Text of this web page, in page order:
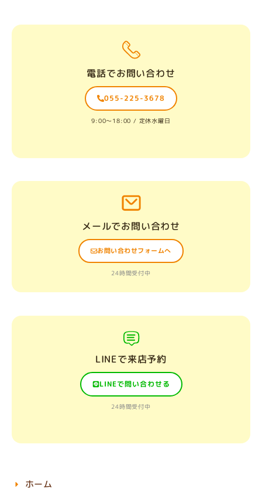
電話でお問い合わせ
055-225-3678
9:00〜18:00 / 定休水曜日
メールでお問い合わせ
お問い合わせフォームへ
24時間受付中
LINEで来店予約
LINEで問い合わせる
24時間受付中
ホーム